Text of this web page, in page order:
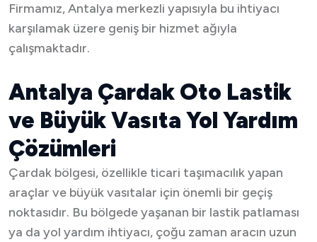
Firmamız, Antalya merkezli yapısıyla bu ihtiyacı
karşılamak üzere geniş bir hizmet ağıyla
çalışmaktadır.
Antalya Çardak Oto Lastik
ve Büyük Vasıta Yol Yardım
Çözümleri
Çardak bölgesi, özellikle ticari taşımacılık yapan
araçlar ve büyük vasıtalar için önemli bir geçiş
noktasıdır. Bu bölgede yaşanan bir lastik patlaması
ya da yol yardım ihtiyacı, çoğu zaman aracın uzun